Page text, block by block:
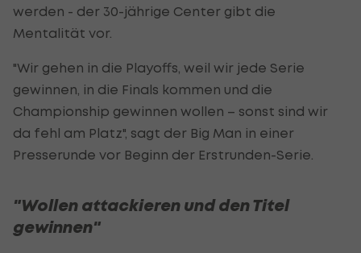
werden - der 30-jährige Center gibt die
Mentalität vor.
"Wir gehen in die Playoffs, weil wir jede Serie
gewinnen, in die Finals kommen und die
Championship gewinnen wollen – sonst sind wir
da fehl am Platz", sagt der Big Man in einer
Presserunde vor Beginn der Erstrunden-Serie.
"Wollen attackieren und den Titel
gewinnen"